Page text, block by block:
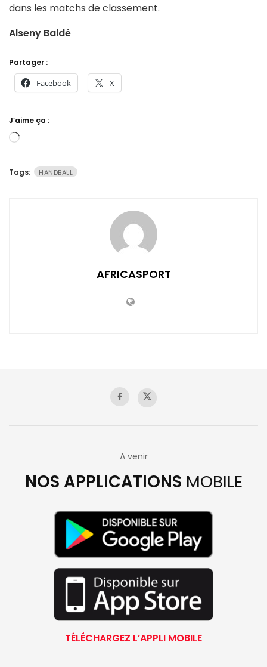
dans les matchs de classement.
Alseny Baldé
Partager :
Facebook X
J’aime ça :
Chargement…
Tags: HANDBALL
AFRICASPORT
A venir
NOS APPLICATIONS MOBILE
TÉLÉCHARGEZ L’APPLI MOBILE